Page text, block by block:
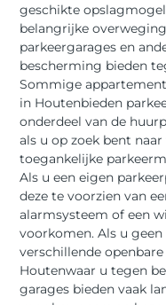
geschikte
belangrijke
parkeergarages en
bescherming bieden
Sommige
in Houtenbieden
onderdeel van de
als u op zoek bent
toegankelijke
Als u een eigen
deze te voorzien van
alarmsysteem of een
voorkomen. Als u
verschillende
Houtenwaar u tegen
garages bieden vaak